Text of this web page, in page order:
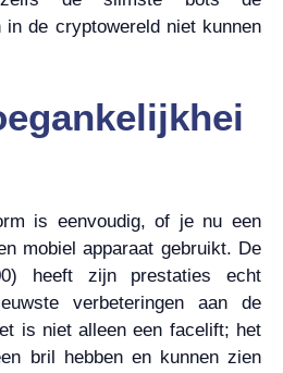
in de cryptowereld niet kunnen
is eenvoudig, of je nu een
mobiel apparaat gebruikt. De
heeft zijn prestaties echt
verbeteringen aan de
is niet alleen een facelift; het
bril hebben en kunnen zien